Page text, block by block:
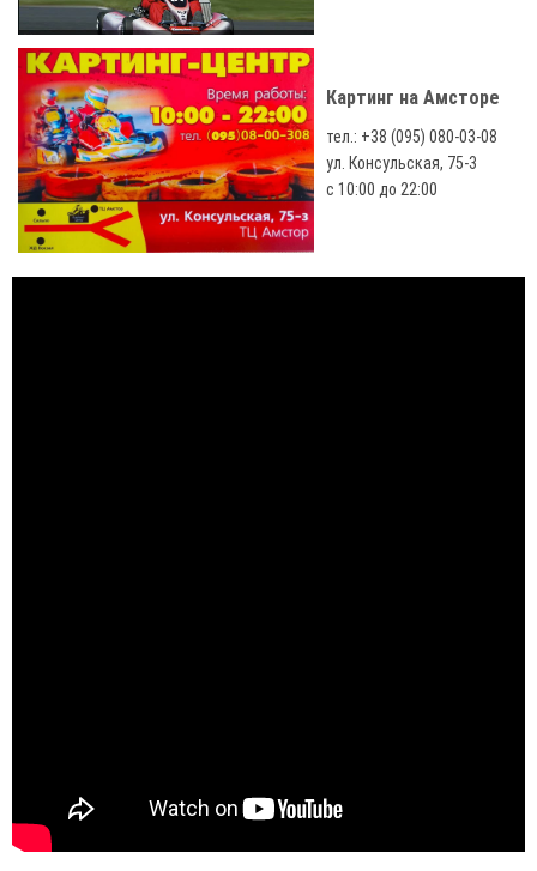
Картинг на Амсторе
тел.: +38 (095) 080-03-08
ул. Консульская, 75-3
с 10:00 до 22:00